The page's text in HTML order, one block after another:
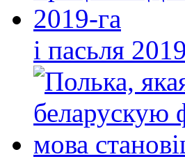
і пасьля